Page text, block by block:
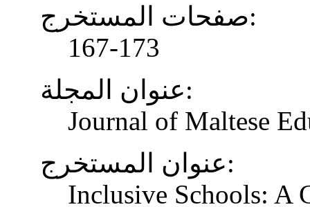
صفحات المستخرج:
167-173
عنوان المجلة:
Journal of Maltese
عنوان المستخرج:
Inclusive Schools: A